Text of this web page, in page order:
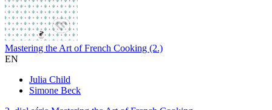
Mastering the Art of French Cooking (2.)
EN
Julia Child
Simone Beck